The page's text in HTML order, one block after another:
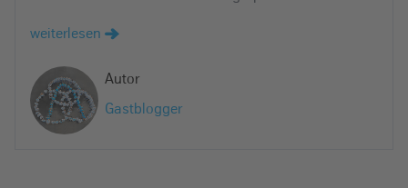
weiterlesen
Autor
Gastblogger